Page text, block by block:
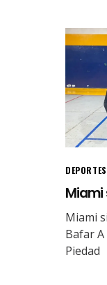
DEPORTES
Miami
Miami
Bafar
Piedad